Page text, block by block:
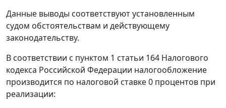
Данные выводы соответствуют установленным
судом обстоятельствам и действующему
законодательству.
В соответствии с пунктом 1 статьи 164 Налогового
кодекса Российской Федерации налогообложение
производится по налоговой ставке 0 процентов при
реализации: